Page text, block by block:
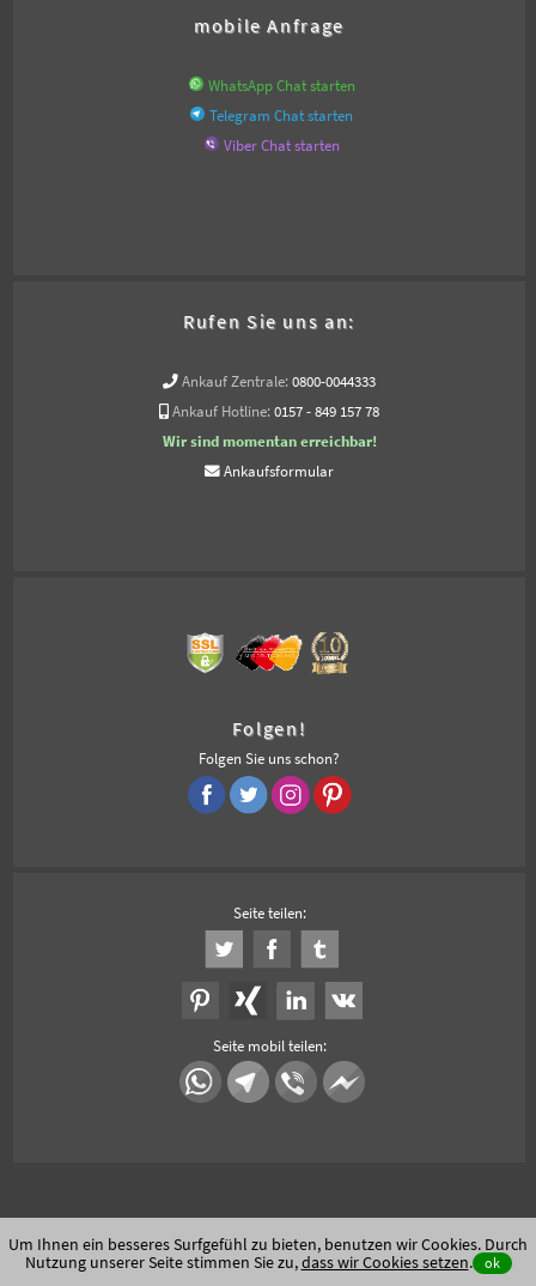
mobile Anfrage
WhatsApp Chat starten
Telegram Chat starten
Viber Chat starten
Rufen Sie uns an:
Ankauf Zentrale: 0800-0044333
Ankauf Hotline: 0157 - 849 157 78
Wir sind momentan erreichbar!
Ankaufsformular
Folgen!
Folgen Sie uns schon?
Seite teilen:
Seite mobil teilen:
Um Ihnen ein besseres Surfgefühl zu bieten, benutzen wir Cookies. Durch
Nutzung unserer Seite stimmen Sie zu,dass wir Cookies setzen. ok